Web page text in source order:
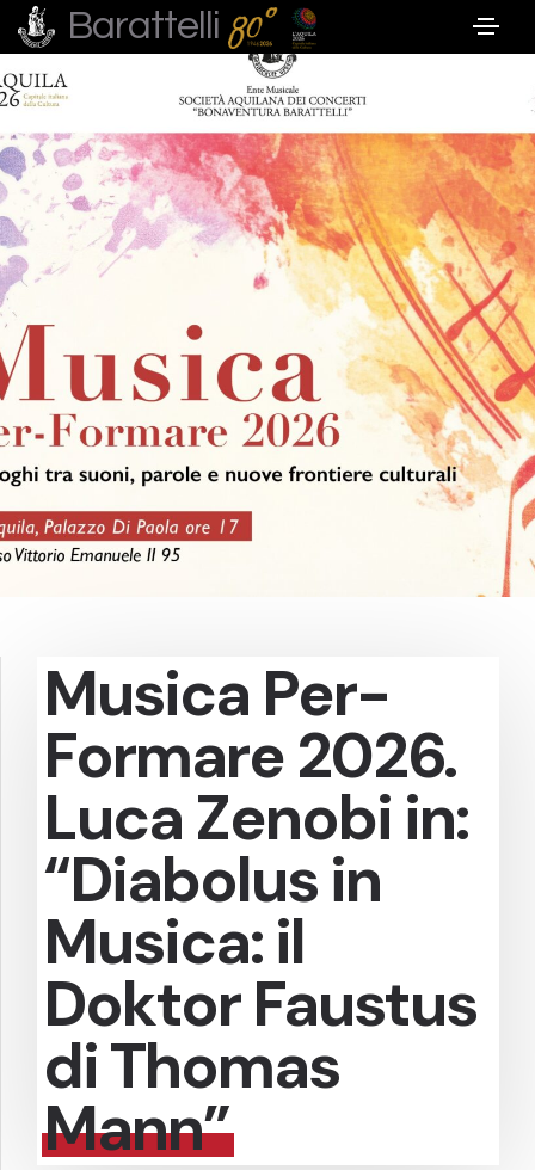
Barattelli
Musica Per-
Formare 2026.
Luca Zenobi in:
“Diabolus in
Musica: il
Doktor Faustus
di Thomas
Mann”